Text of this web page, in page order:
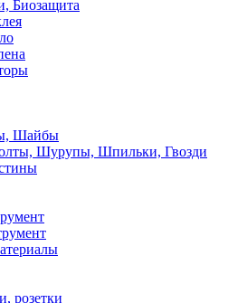
Биозащита
Шайбы
Шурупы, Шпильки, Гвозди
розетки